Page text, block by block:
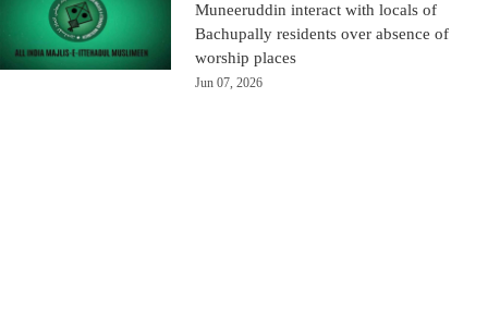
Muneeruddin interact with locals of
Bachupally residents over absence of
worship places
Jun 07, 2026